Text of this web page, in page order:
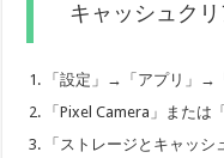
キャッシュク
「設定」→「アプリ」→
「Pixel Camera」または
「ストレージとキャッシ